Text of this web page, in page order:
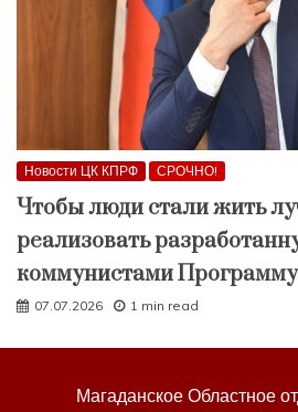
Новости ЦК КПРФ СРОЧНО!
Чтобы люди стали жить
реализовать
коммунистами
07.07.2026 1 min read
Магаданское Областное